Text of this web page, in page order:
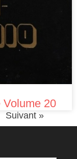
20
Suivant »